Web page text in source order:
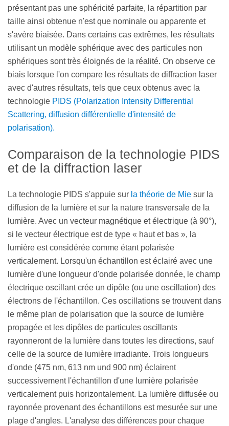
présentant pas une sphéricité parfaite, la répartition par
taille ainsi obtenue n'est que nominale ou apparente et
s'avère biaisée. Dans certains cas extrêmes, les résultats
utilisant un modèle sphérique avec des particules non
sphériques sont très éloignés de la réalité. On observe ce
biais lorsque l'on compare les résultats de diffraction laser
avec d'autres résultats, tels que ceux obtenus avec la
technologie PIDS (Polarization Intensity Differential
Scattering, diffusion différentielle d'intensité de
polarisation).
Comparaison de la technologie PIDS
et de la diffraction laser
La technologie PIDS s'appuie sur la théorie de Mie sur la
diffusion de la lumière et sur la nature transversale de la
lumière. Avec un vecteur magnétique et électrique (à 90°),
si le vecteur électrique est de type « haut et bas », la
lumière est considérée comme étant polarisée
verticalement. Lorsqu'un échantillon est éclairé avec une
lumière d'une longueur d'onde polarisée donnée, le champ
électrique oscillant crée un dipôle (ou une oscillation) des
électrons de l'échantillon. Ces oscillations se trouvent dans
le même plan de polarisation que la source de lumière
propagée et les dipôles de particules oscillants
rayonneront de la lumière dans toutes les directions, sauf
celle de la source de lumière irradiante. Trois longueurs
d'onde (475 nm, 613 nm und 900 nm) éclairent
successivement l'échantillon d'une lumière polarisée
verticalement puis horizontalement. La lumière diffusée ou
rayonnée provenant des échantillons est mesurée sur une
plage d'angles. L'analyse des différences pour chaque